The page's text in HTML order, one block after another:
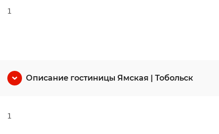
1
Описание гостиницы Ямская | Тобольск
1